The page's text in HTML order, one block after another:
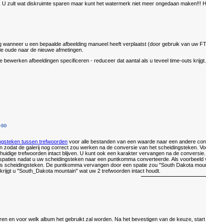
zult wat diskruimte sparen maar kunt het watermerk niet meer ongedaan maken!!!
wanneer u een bepaalde afbeelding manueel heeft verplaatst (door gebruik van uw
oude naar de nieuwe afmetingen.
bewerken afbeeldingen specificeren - reduceer dat aantal als u teveel time-outs krijgt.
tussen trefwoorden voor alle bestanden van een waarde naar een andere
zodat de galerij nog correct zou werken na de conversie van het scheidingsteken.
trefwoorden intact blijven. U kunt ook een karakter vervangen na de
nadat u uw scheidingsteken naar een puntkomma converteerde. Als
scheidingsteken. De puntkomma vervangen door een spatie zou "South Dakota
u "South_Dakota mountain" wat uw 2 trefwoorden intact houdt.
en voor welk album het gebruikt zal worden. Na het bevestigen van de keuze,